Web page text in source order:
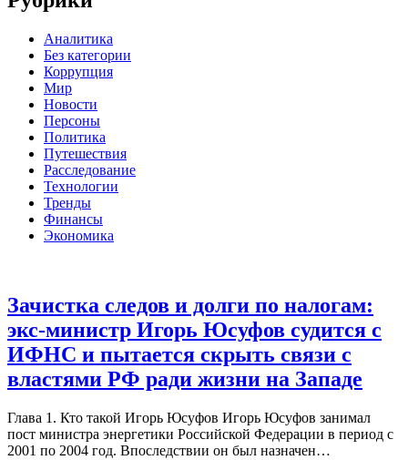
Аналитика
Без категории
Коррупция
Мир
Новости
Персоны
Политика
Путешествия
Расследование
Технологии
Тренды
Финансы
Экономика
Зачистка следов и долги по налогам:
экс-министр Игорь Юсуфов судится с
ИФНС и пытается скрыть связи с
властями РФ ради жизни на Западе
Глава 1. Кто такой Игорь Юсуфов Игорь Юсуфов занимал
пост министра энергетики Российской Федерации в период с
2001 по 2004 год. Впоследствии он был назначен…